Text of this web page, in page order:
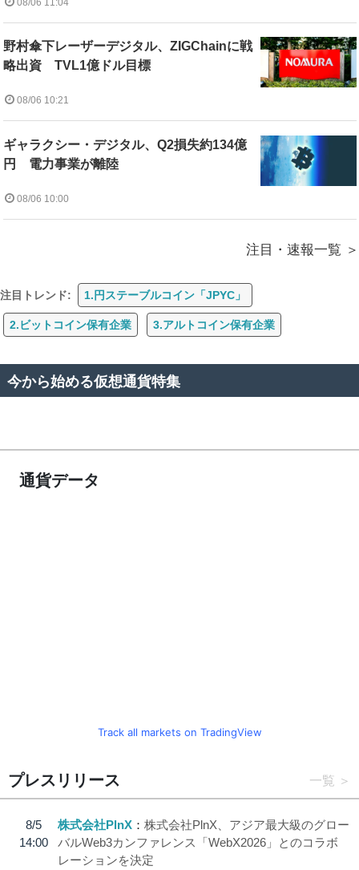
08/06 11:04
野村傘下レーザーデジタル、ZIGChainに戦
略出資 TVL1億ドル目標
08/06 10:21
ギャラクシー・デジタル、Q2損失約134億
円 電力事業が離陸
08/06 10:00
注目・速報一覧
注目トレンド: 1.円ステーブルコイン「JPYC」
2.ビットコイン保有企業 3.アルトコイン保有企業
今から始める仮想通貨特集
通貨データ
Track all markets on TradingView
プレスリリース 一覧
8/5
14:00
株式会社PlnX
株式会社PlnX、アジア最大級のグロー
バルWeb3カンファレンス「WebX2026」とのコラボ
レーションを決定